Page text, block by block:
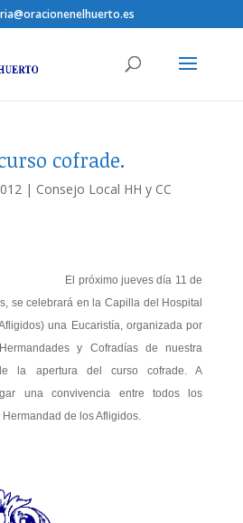
cofrade.
| Consejo Local HH y CC
El próximo jueves día 11 de
se celebrará en la Capilla del Hospital
una Eucaristía, organizada por
y Cofradías de nuestra
la apertura del curso cofrade. A
una convivencia entre todos los
de los Afligidos.